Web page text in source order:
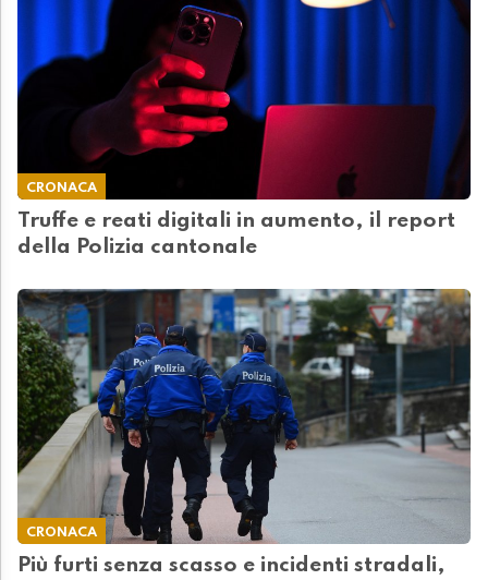
CRONACA
Truffe e reati digitali in aumento, il report
della Polizia cantonale
CRONACA
Più furti senza scasso e incidenti stradali,